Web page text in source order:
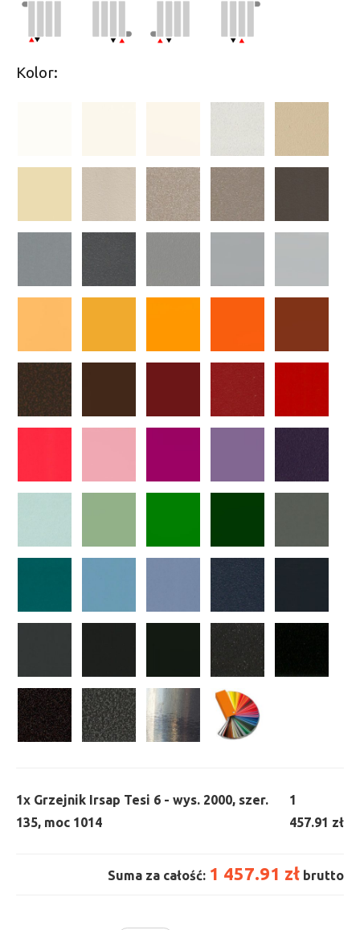
Kolor:
1x Grzejnik Irsap Tesi 6 - wys. 2000, szer.
135, moc 1014
1
457.91 zł
Suma za całość: 1 457.91 zł brutto